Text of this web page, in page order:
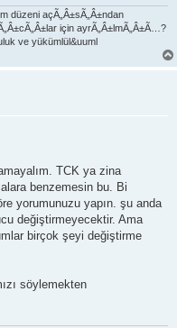
düzeni açÃ„Â±sÃ„Â±ndan
için ayrÃ„Â±lmÃ„Â±Ã…?
ve yükümlül&uuml
TCK ya zina
benzemesin bu. Bi
yorumunuzu yapın. şu anda
değiştirmeyecektir. Ama
birçok şeyi değiştirme
söylemekten